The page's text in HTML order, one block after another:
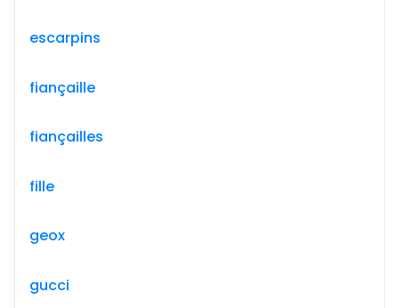
escarpins
fiançaille
fiançailles
fille
geox
gucci